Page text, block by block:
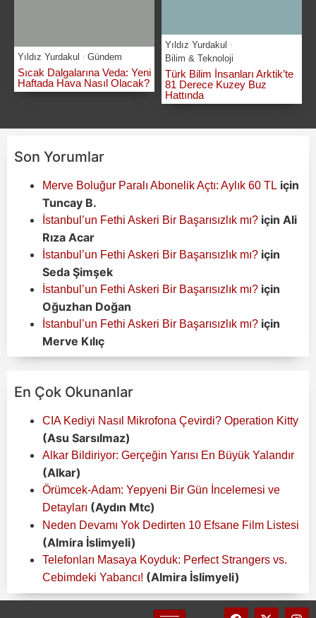
Yıldız Yurdakul Gündem
Sıcak Dalgalarına Veda: Yeni
Haftada Hava Nasıl Olacak?
Yıldız Yurdakul
Bilim & Teknoloji
Türk Bilim İnsanları Arktik’te
81 Derece Kuzey Buz
Hattında
Son Yorumlar
Merve Boluğur Paralı Abonelik Açtı: Aylık 60 TL için
Tuncay B.
İstanbul’un Fethi Askeri Bir Başarısızlık mı? için Ali
Rıza Acar
İstanbul’un Fethi Askeri Bir Başarısızlık mı? için
Seda Şimşek
İstanbul’un Fethi Askeri Bir Başarısızlık mı? için
Oğuzhan Doğan
İstanbul’un Fethi Askeri Bir Başarısızlık mı? için
Merve Kılıç
En Çok Okunanlar
CIA Kediyi Nasıl Mikrofona Çevirdi? Operation Kitty
(Asu Sarsılmaz)
Alkar Bildiriyor: Gerçeğin Yarısı En Büyük Yalandır
(Alkar)
Örümcek-Adam: Yepyeni Bir Gün İncelemesi ve
Detayları (Aydın Mtc)
Neden Devamı Yok Dedirten 10 Efsane Film Listesi
(Almira İslimyeli)
Telefonları Masaya Koyduk: Perfect Strangers vs.
Cebimdeki Yabancı! (Almira İslimyeli)